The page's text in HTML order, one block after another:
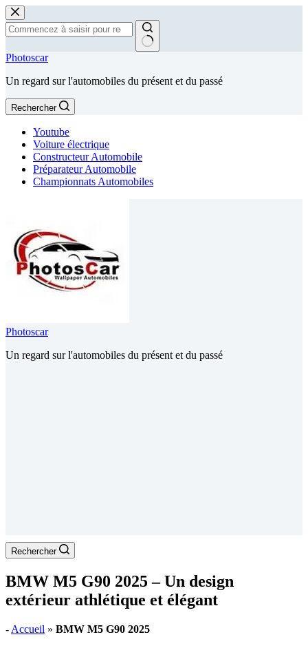
Passer
au
contenu
Aucun
Photoscar
Un regard sur l'automobiles du présent et du passé
Rechercher
Youtube
Voiture électrique
Constructeur Automobile
Préparateur Automobile
Championnats Automobiles
Photoscar
Un regard sur l'automobiles du présent et du passé
Rechercher
BMW M5 G90 2025 – Un design
extérieur athlétique et élégant
- Accueil » BMW M5 G90 2025